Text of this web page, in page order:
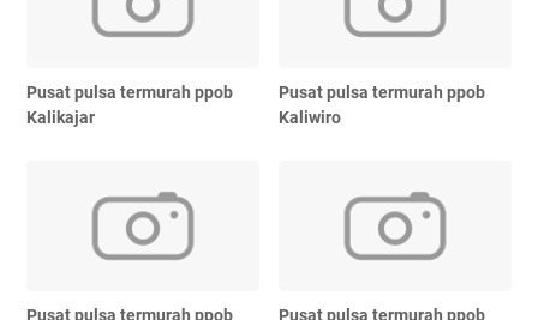
Pusat pulsa termurah ppob
Kalikajar
Pusat pulsa termurah ppob
Kaliwiro
Pusat pulsa termurah ppob
Pusat pulsa termurah ppob